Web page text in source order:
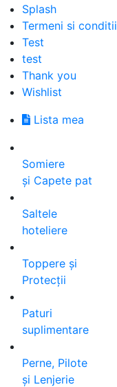
Splash
Termeni si conditii
Test
test
Thank you
Wishlist
Lista mea
Somiere
și Capete pat
Saltele
hoteliere
Toppere și
Protecții
Paturi
suplimentare
Perne, Pilote
și Lenjerie